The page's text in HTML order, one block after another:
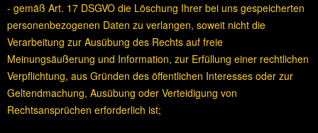
- gemäß Art. 17 DSGVO die Löschung Ihrer bei uns gespeicherten
personenbezogenen Daten zu verlangen, soweit nicht die
Verarbeitung zur Ausübung des Rechts auf freie
Meinungsäußerung und Information, zur Erfüllung einer rechtlichen
Verpflichtung, aus Gründen des öffentlichen Interesses oder zur
Geltendmachung, Ausübung oder Verteidigung von
Rechtsansprüchen erforderlich ist;